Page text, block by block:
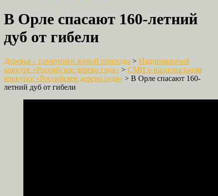
В Орле спасают 160-летний
дуб от гибели
Деревья – памятники живой природы > Национальный
конкурс «Российское дерево года» > СМИ о национальном
конкурсе «Российское дерево года» > В Орле спасают 160-
летний дуб от гибели